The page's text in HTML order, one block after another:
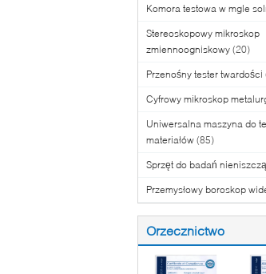
Komora testowa w mgle
Stereoskopowy mikroskop
zmiennoogniskowy (20)
Przenośny tester twardości
Cyfrowy mikroskop
Uniwersalna maszyna do
materiałów (85)
Sprzęt do badań
Przemysłowy boroskop
Orzecznictwo